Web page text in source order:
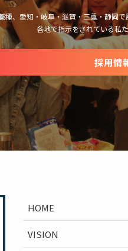
種、愛知・岐阜・滋賀・三重・静岡
各地で指示をされている私
採用情
HOME
VISION